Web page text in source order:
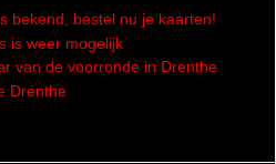
bekend, bestel nu je kaarten!
is weer mogelijk
van de voorronde in Drenthe
Drenthe